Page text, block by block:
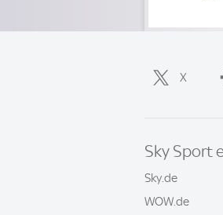
X
Sky Sport
Sky.de
WOW.de